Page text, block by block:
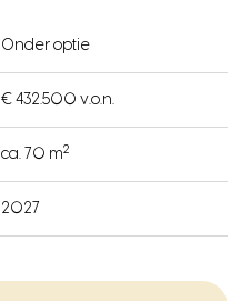
Onder optie
€ 432.500 v.o.n.
ca. 70 m2
2027